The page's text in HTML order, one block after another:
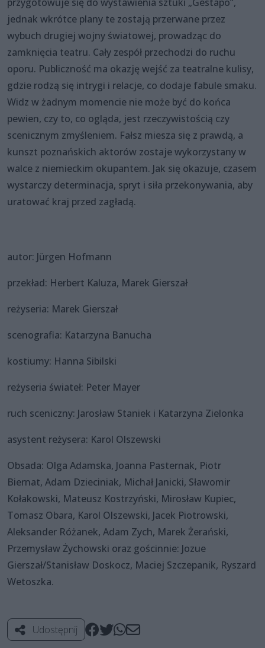
przygotowuje się do wystawienia sztuki „Gestapo”,
jednak wkrótce plany te zostają przerwane przez
wybuch drugiej wojny światowej, prowadząc do
zamknięcia teatru. Cały zespół przechodzi do ruchu
oporu. Publiczność ma okazję wejść za teatralne kulisy,
gdzie rodzą się intrygi i relacje, co dodaje fabule smaku.
Widz w żadnym momencie nie może być do końca
pewien, czy to, co ogląda, jest rzeczywistością czy
scenicznym zmyśleniem. Fałsz miesza się z prawdą, a
kunszt poznańskich aktorów zostaje wykorzystany w
walce z niemieckim okupantem. Jak się okazuje, czasem
wystarczy determinacja, spryt i siła przekonywania, aby
uratować kraj przed zagładą.
autor: Jürgen Hofmann
przekład: Herbert Kaluza, Marek Gierszał
reżyseria: Marek Gierszał
scenografia: Katarzyna Banucha
kostiumy: Hanna Sibilski
reżyseria świateł: Peter Mayer
ruch sceniczny: Jarosław Staniek i Katarzyna Zielonka
asystent reżysera: Karol Olszewski
Obsada: Olga Adamska, Joanna Pasternak, Piotr
Biernat, Adam Dzieciniak, Michał Janicki, Sławomir
Kołakowski, Mateusz Kostrzyński, Mirosław Kupiec,
Tomasz Obara, Karol Olszewski, Jacek Piotrowski,
Aleksander Różanek, Adam Zych, Marek Żerański,
Przemysław Żychowski oraz gościnnie: Jozue
Gierszał/Stanisław Doskocz, Maciej Szczepanik, Ryszard
Wetoszka.
Udostępnij